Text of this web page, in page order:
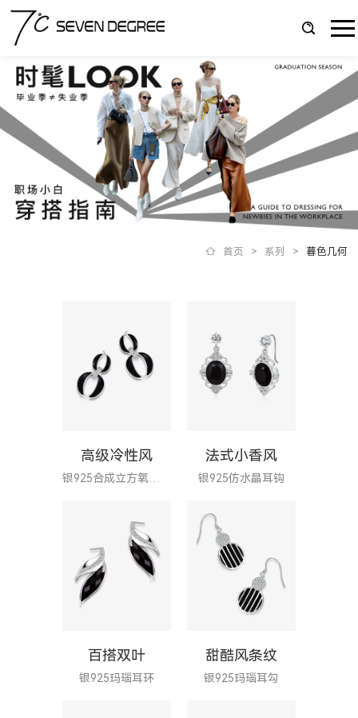
首页 > 系列 > 暮色几何
高级冷性风
银925合成立方氧化锆耳针
法式小香风
银925仿水晶耳钩
百搭双叶
银925玛瑙耳环
甜酷风条纹
银925玛瑙耳勾